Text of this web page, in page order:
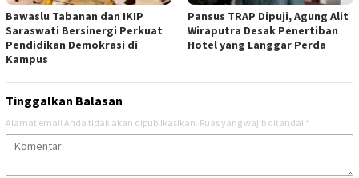
Bawaslu Tabanan dan IKIP
Saraswati Bersinergi Perkuat
Pendidikan Demokrasi di
Kampus
Pansus TRAP Dipuji, Agung Alit
Wiraputra Desak Penertiban
Hotel yang Langgar Perda
Tinggalkan Balasan
Alamat email Anda tidak akan dipublikasikan. Ruas yang wajib ditandai *